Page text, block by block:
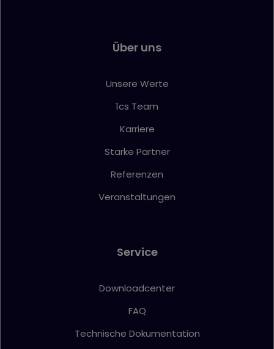
Über uns
Unsere Werte
1cs Team
Karriere
Starke Partner
Referenzen
Veranstaltungen
Service
Downloadcenter
FAQ
Technische Dokumentation